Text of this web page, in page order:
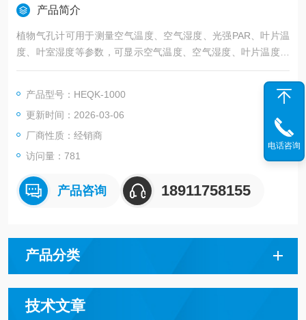
产品简介
植物气孔计可用于测量空气温度、空气湿度、光强PAR、叶片温
度、叶室湿度等参数，可显示空气温度、空气湿度、叶片温度，
叶室湿度、光强、蒸腾速率、气孔导度等测量值。适用于干旱地
产品型号：HEQK-1000
更新时间：2026-03-06
厂商性质：经销商
访问量：781
产品咨询 18911758155
产品分类
技术文章
电话咨询